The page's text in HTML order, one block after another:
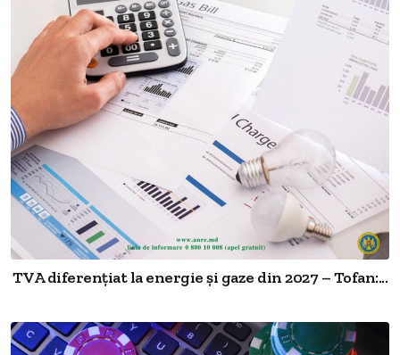
TVA diferențiat la energie și gaze din 2027 – Tofan:...